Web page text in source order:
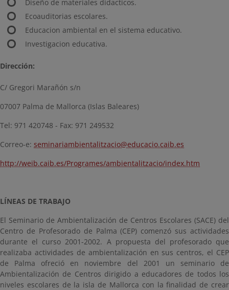
Diseño de materiales didacticos.
Ecoauditorias escolares.
Educacion ambiental en el sistema educativo.
Investigacion educativa.
Dirección:
C/ Gregori Marañón s/n
07007 Palma de Mallorca (Islas Baleares)
Tel: 971 420748 - Fax: 971 249532
Correo-e: seminariambientalitzacio@educacio.caib.es
http://weib.caib.es/Programes/ambientalitzacio/index.htm
LÍNEAS DE TRABAJO
El Seminario de Ambientalización de Centros Escolares (SACE) del
Centro de Profesorado de Palma (CEP) comenzó sus actividades
durante el curso 2001-2002. A propuesta del profesorado que
realizaba actividades de ambientalización en sus centros, el CEP
de Palma ofreció en noviembre del 2001 un seminario de
Ambientalización de Centros dirigido a educadores de todos los
niveles escolares de la isla de Mallorca con la finalidad de crear